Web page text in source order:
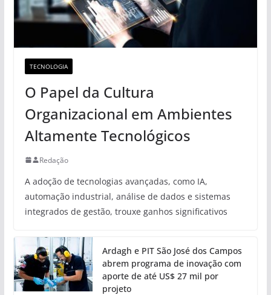
TECNOLOGIA
O Papel da Cultura
Organizacional em Ambientes
Altamente Tecnológicos
Redação
A adoção de tecnologias avançadas, como IA,
automação industrial, análise de dados e sistemas
integrados de gestão, trouxe ganhos significativos
Ardagh e PIT São José dos Campos
abrem programa de inovação com
aporte de até US$ 27 mil por
projeto